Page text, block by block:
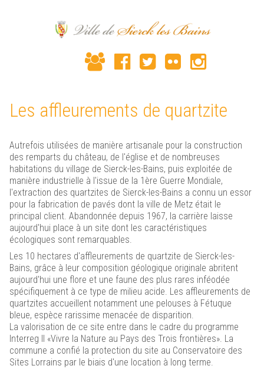
Les affleurements de quartzite
Autrefois utilisées de manière artisanale pour la construction
des remparts du château, de l'église et de nombreuses
habitations du village de Sierck-les-Bains, puis exploitée de
manière industrielle à l'issue de la 1ère Guerre Mondiale,
l'extraction des quartzites de Sierck-les-Bains a connu un essor
pour la fabrication de pavés dont la ville de Metz était le
principal client. Abandonnée depuis 1967, la carrière laisse
aujourd'hui place à un site dont les caractéristiques
écologiques sont remarquables.
Les 10 hectares d'affleurements de quartzite de Sierck-les-
Bains, grâce à leur composition géologique originale abritent
aujourd'hui une flore et une faune des plus rares inféodée
spécifiquement à ce type de milieu acide. Les affleurements de
quartzites accueillent notamment une pelouses à Fétuque
bleue, espèce rarissime menacée de disparition.
La valorisation de ce site entre dans le cadre du programme
Interreg II «Vivre la Nature au Pays des Trois frontières». La
commune a confié la protection du site au Conservatoire des
Sites Lorrains par le biais d'une location à long terme.